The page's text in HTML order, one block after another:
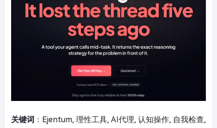
关键词 ：Ejentum, 理性工具, AI代理, 认知操作, 自我检查,